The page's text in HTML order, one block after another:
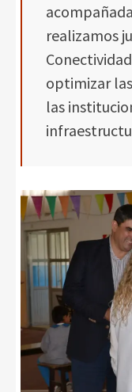
realizamos
optimizar
las